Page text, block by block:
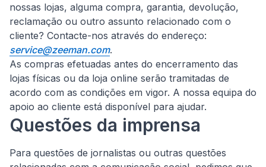
nossas lojas, alguma compra, garantia, devolução,
reclamação ou outro assunto relacionado com o
cliente? Contacte-nos através do endereço:
service@zeeman.com.
As compras efetuadas antes do encerramento das
lojas físicas ou da loja online serão tramitadas de
acordo com as condições em vigor. A nossa equipa do
apoio ao cliente está disponível para ajudar.
Questões da imprensa
Para questões de jornalistas ou outras questões